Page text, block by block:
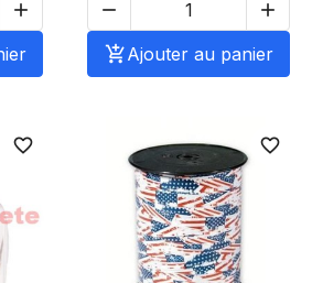



Ajouter au panier
favorite_border favorite_border